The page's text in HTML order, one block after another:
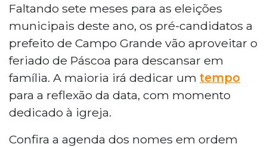
Faltando sete meses para as eleições
municipais deste ano, os pré-candidatos a
prefeito de Campo Grande vão aproveitar o
feriado de Páscoa para descansar em
família. A maioria irá dedicar um tempo
para a reflexão da data, com momento
dedicado à igreja.
Confira a agenda dos nomes em ordem